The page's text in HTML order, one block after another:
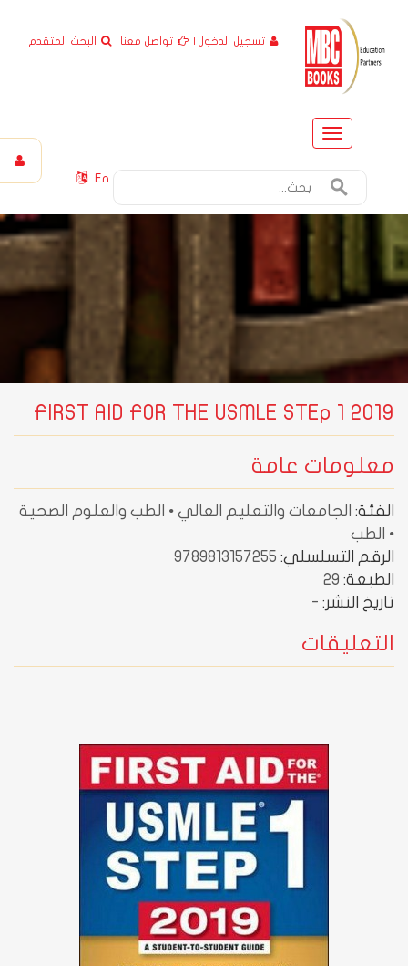
| البحث المتقدم | تواصل معنا تسجيل الدخول
Toggle
navigation
En
FIRST AID FOR THE USMLE STEp 1 2019
معلومات عامة
الفئة: الجامعات والتعليم العالي • الطب والعلوم الصحية
• الطب
الرقم التسلسلي: 9789813157255
الطبعة: 29
تاريخ النشر: -
التعليقات